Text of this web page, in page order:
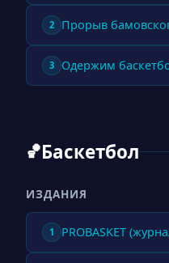
2 Прорыв
3 Одержим
🏀Баскетбол
ИЗДАНИЯ
1 PROBASKET